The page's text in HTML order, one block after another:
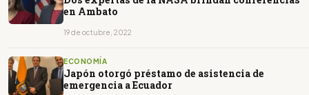
en Ambato
19 de octubre, 2022
ECONOMÍA
Japón otorgó préstamo de asistencia de
emergencia a Ecuador